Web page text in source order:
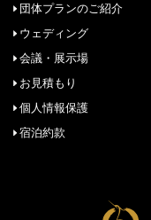
団体プランのご紹介
ウェディング
会議・展示場
お見積もり
個人情報保護
宿泊約款